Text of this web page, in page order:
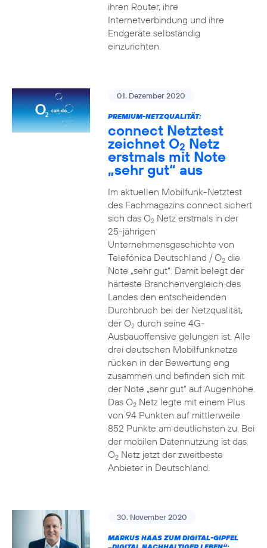
ihren Router, ihre
Internetverbindung und ihre
Endgeräte selbständig
einzurichten.
01. Dezember 2020
PREMIUM-NETZQUALITÄT:
connect Netztest
zeichnet O2 Netz
erstmals mit Note
„sehr gut“ aus
Im aktuellen Mobilfunk-Netztest
des Fachmagazins connect sichert
sich das O2Netz erstmals in der
25-jährigen
Unternehmensgeschichte von
Telefónica Deutschland / O2die
Note „sehr gut“. Damit belegt der
härteste Branchenvergleich des
Landes den entscheidenden
Durchbruch bei der Netzqualität,
der O2durch seine 4G-
Ausbauoffensive gelungen ist. Alle
drei deutschen Mobilfunknetze
rücken in der Bewertung eng
zusammen und befinden sich mit
der Note „sehr gut“ auf Augenhöhe.
Das O2Netz legte mit einem Plus
von 94 Punkten auf mittlerweile
852 Punkte am deutlichsten zu. Bei
der mobilen Datennutzung ist das
O2Netz jetzt der zweitbeste
Anbieter in Deutschland.
30. November 2020
MARKUS HAAS ZUM DIGITAL-GIPFEL